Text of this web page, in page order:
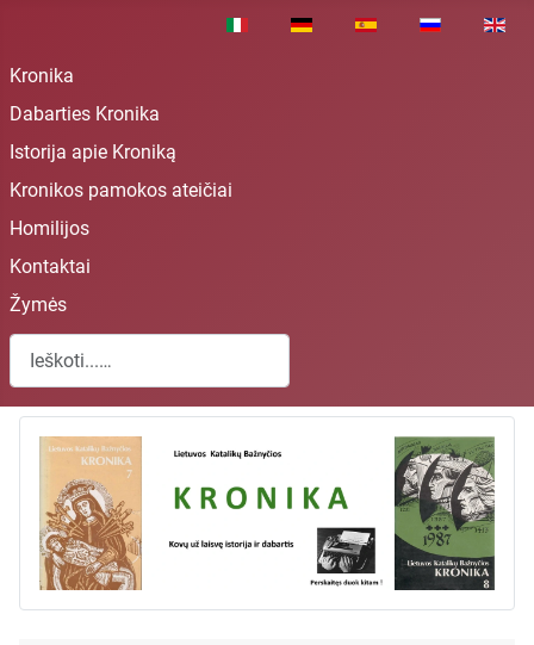
Pasirinkite savo kalbą
Kronika
Dabarties Kronika
Istorija apie Kroniką
Kronikos pamokos ateičiai
Homilijos
Kontaktai
Žymės
Paieška